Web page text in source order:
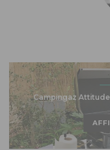
Campingaz